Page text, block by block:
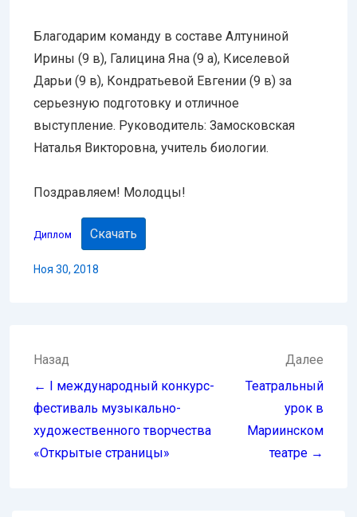
Благодарим команду в составе Алтуниной
Ирины (9 в), Галицина Яна (9 а), Киселевой
Дарьи (9 в), Кондратьевой Евгении (9 в) за
серьезную подготовку и отличное
выступление. Руководитель: Замосковская
Наталья Викторовна, учитель биологии.
Поздравляем! Молодцы!
Диплом Скачать
Ноя 30, 2018
Навигация
по
записям
Назад
← I международный конкурс-
фестиваль музыкально-
художественного творчества
«Открытые страницы»
Далее
Театральный
урок в
Мариинском
театре →